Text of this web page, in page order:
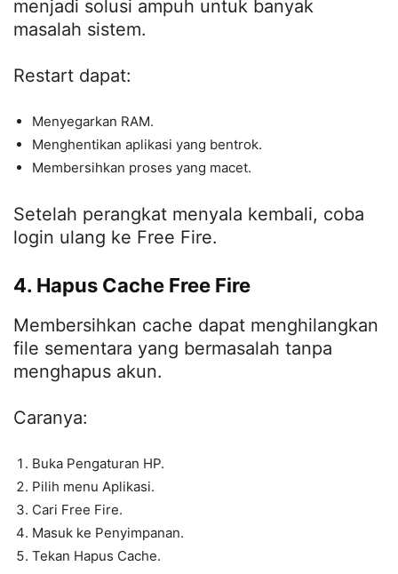
menjadi solusi ampuh untuk banyak
masalah sistem.
Restart dapat:
Menyegarkan RAM.
Menghentikan aplikasi yang bentrok.
Membersihkan proses yang macet.
Setelah perangkat menyala kembali, coba
login ulang ke Free Fire.
4. Hapus Cache Free Fire
Membersihkan cache dapat menghilangkan
file sementara yang bermasalah tanpa
menghapus akun.
Caranya:
Buka Pengaturan HP.
Pilih menu Aplikasi.
Cari Free Fire.
Masuk ke Penyimpanan.
Tekan Hapus Cache.